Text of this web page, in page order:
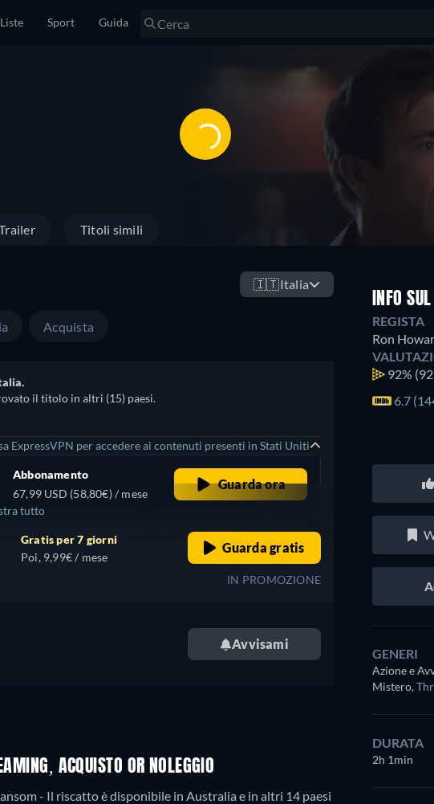
Liste Sport Guida
Titoli simili
🇮🇹Italia
Acquista
il titolo in altri (15) paesi.
ExpressVPN per accedere ai contenuti presenti in Stati Uniti
Abbonamento
67,99 USD (58,80€) / mese
Guarda ora
tutto
Gratis per 7 giorni
Poi, 9,99€ / mese
Guarda gratis
IN PROMOZIONE
Avvisami
ACQUISTO OR NOLEGGIO
- Il riscatto è disponibile in Australia e in altri 14 paesi
INFO
REGISTA
Ron
92%
6.7
GENERI
Azione e
Mistero,
DURATA
2h 1min